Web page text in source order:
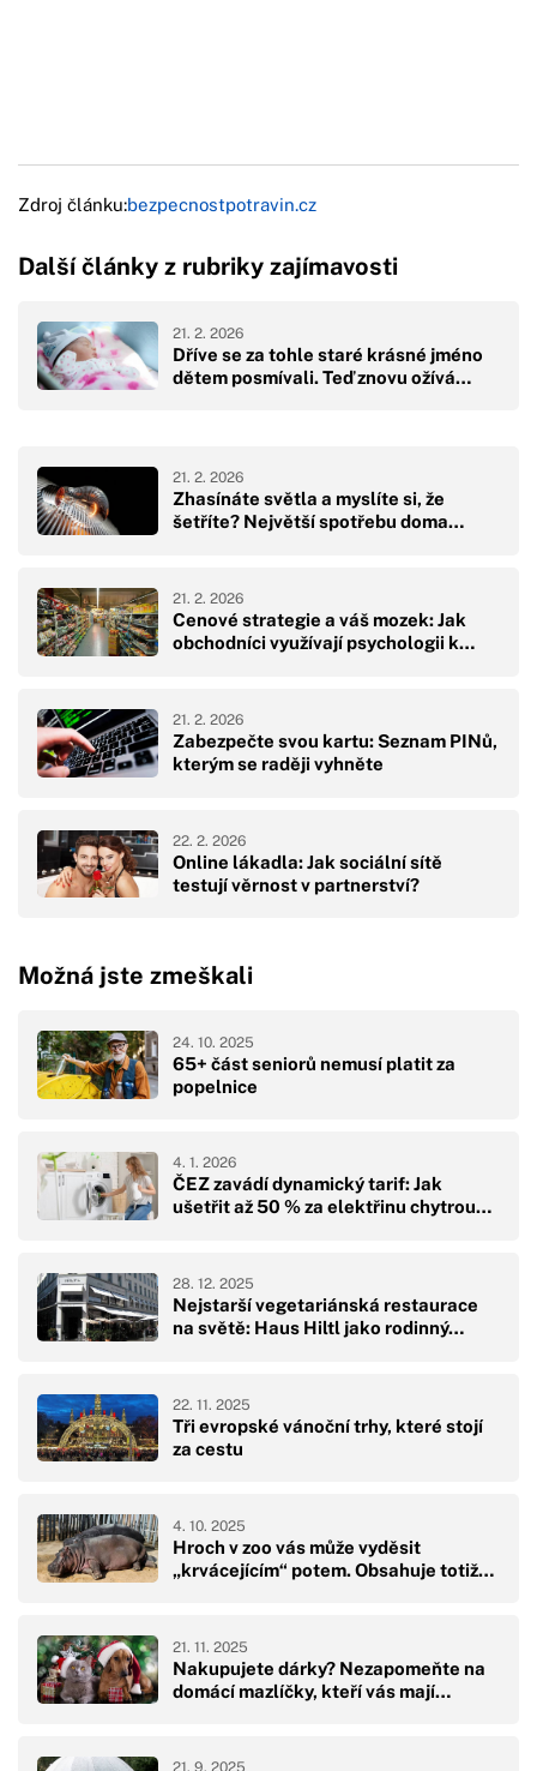
Zdroj článku:bezpecnostpotravin.cz
Další články z rubriky zajímavosti
Dříve se za tohle staré krásné jméno
dětem posmívali. Teď znovu ožívá…
21. 2. 2026
Zhasínáte světla a myslíte si, že
šetříte? Největší spotřebu doma…
21. 2. 2026
Cenové strategie a váš mozek: Jak
obchodníci využívají psychologii k…
21. 2. 2026
Zabezpečte svou kartu: Seznam PINů,
kterým se raději vyhněte
21. 2. 2026
Online lákadla: Jak sociální sítě
testují věrnost v partnerství?
22. 2. 2026
Možná jste zmeškali
65+ část seniorů nemusí platit za
popelnice
24. 10. 2025
ČEZ zavádí dynamický tarif: Jak
ušetřit až 50 % za elektřinu chytrou…
4. 1. 2026
Nejstarší vegetariánská restaurace
na světě: Haus Hiltl jako rodinný…
28. 12. 2025
Tři evropské vánoční trhy, které stojí
za cestu
22. 11. 2025
Hroch v zoo vás může vyděsit
„krvácejícím“ potem. Obsahuje totiž…
4. 10. 2025
Nakupujete dárky? Nezapomeňte na
domácí mazlíčky, kteří vás mají…
21. 11. 2025